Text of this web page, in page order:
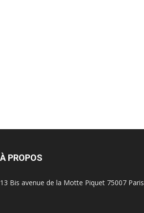
À PROPOS
13 Bis avenue de la Motte Piquet 75007 Paris